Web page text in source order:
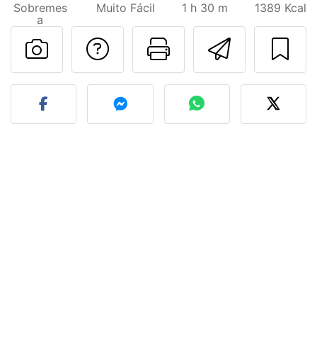
Sobremes
a
Muito Fácil 1 h 30 m 1389 Kcal
Imprima
Falar com o autor
Fez esta receita?